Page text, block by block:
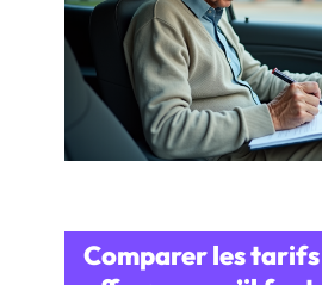
Comparer les tarifs